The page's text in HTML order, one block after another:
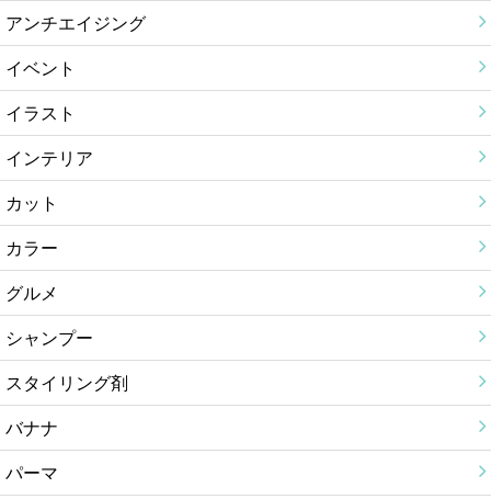
アンチエイジング
イベント
イラスト
インテリア
カット
カラー
グルメ
シャンプー
スタイリング剤
バナナ
パーマ